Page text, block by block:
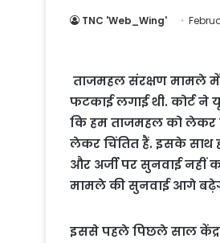
TNC 'Web_Wing'
ताजमहल संरक्षण मामले में
फटकाई लगाई थी. कोर्ट ने
कि हम ताजमहल को लेकर
लेकर चिंतित हैं. इसके साथ
और अर्जी पर सुनवाई
मामले की सुनवाई आगे
इससे पहले पिछले साल केंद्र